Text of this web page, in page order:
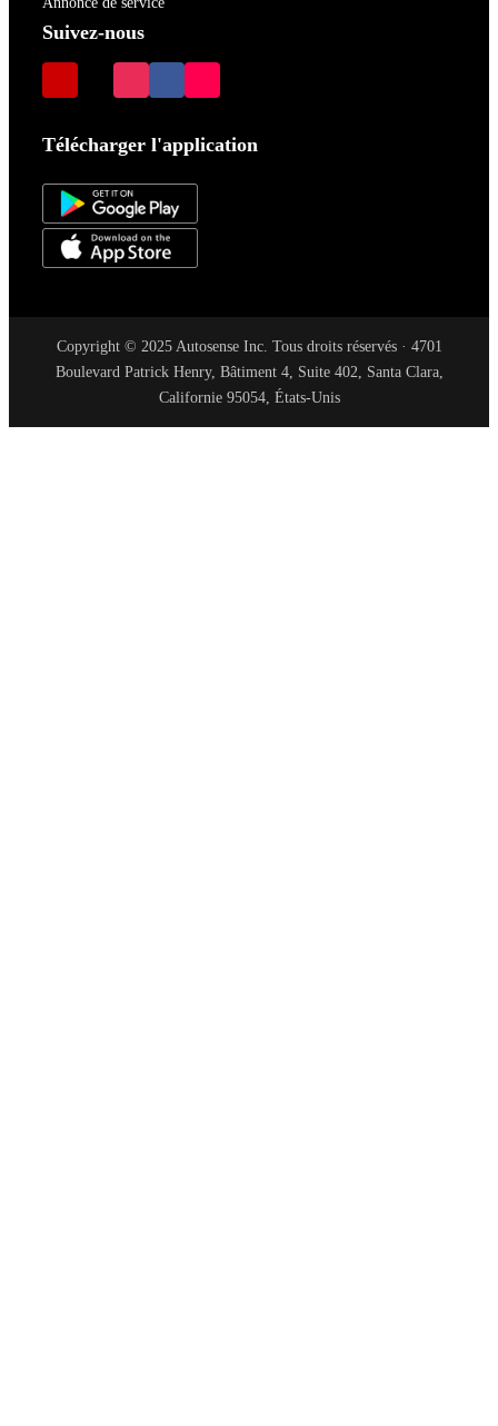
Suivez-nous
Télécharger l'application
Copyright © 2025 Autosense Inc. Tous droits réservés · 4701
Boulevard Patrick Henry, Bâtiment 4, Suite 402, Santa Clara,
Californie 95054, États-Unis